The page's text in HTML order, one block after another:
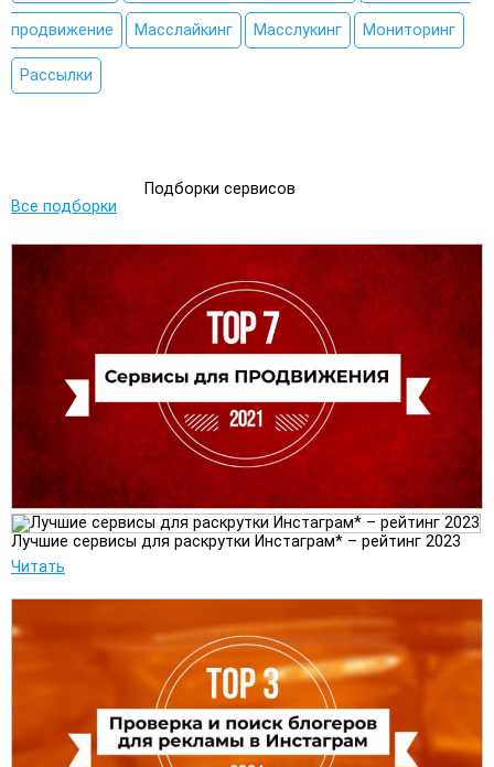
продвижение Масслайкинг Масслукинг Мониторинг
Рассылки
Подборки сервисов
Все подборки
Лучшие сервисы для раскрутки Инстаграм* – рейтинг 2023
Читать